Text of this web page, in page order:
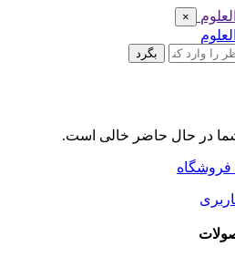
×
بگرد
در حال حاضر خالی است.
فروشگاه